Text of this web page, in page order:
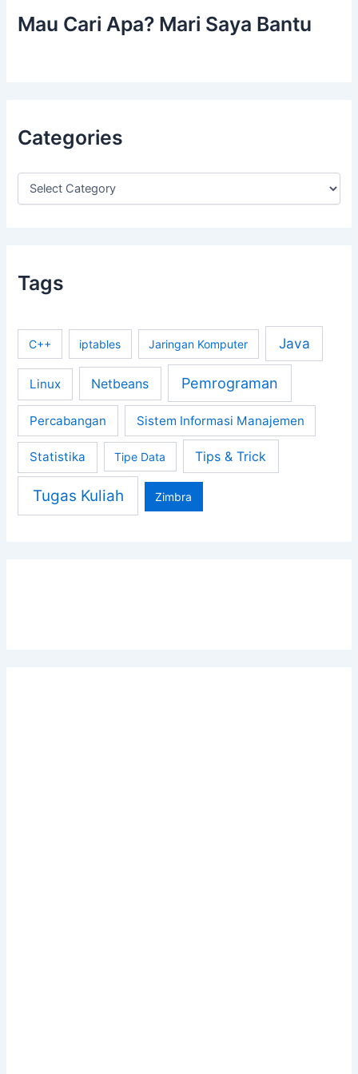
Mau Cari Apa? Mari Saya Bantu
Categories
C
rTags
C++ iptables Jaringan Komputer Java
Linux Netbeans Pemrograman
Percabangan Sistem Informasi Manajemen
Statistika Tipe Data Tips & Trick
Tugas Kuliah Zimbra